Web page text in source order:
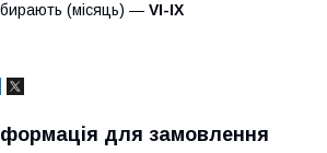
(місяць) — VI-IX
для замовлення